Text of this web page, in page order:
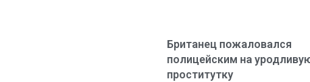
Британец пожаловался
полицейским на
проститутку